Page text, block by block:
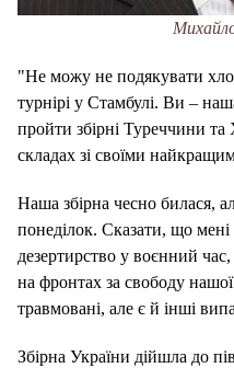
"Не можу не подякувати
турнірі у Стамбулі. Ви –
пройти збірні Туреччини
складах зі своїми
Наша збірна чесно билася,
понеділок. Сказати, що
дезертирство у воєнний
на фронтах за свободу
травмовані, але є й інші
Збірна України дійшла до